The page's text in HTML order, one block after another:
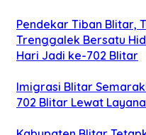
Pendekar Tiban Blitar,
Trenggalek Bersatu
Hari Jadi ke-702 Blitar
Imigrasi Blitar
702 Blitar Lewat